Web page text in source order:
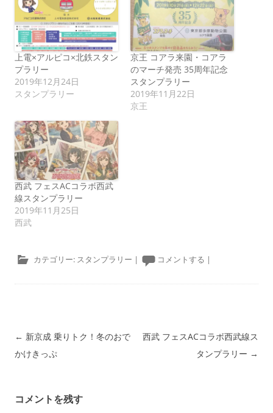
上電×アルピコ×北鉄スタン
プラリー
2019年12月24日
スタンプラリー
京王 コアラ来園・コアラ
のマーチ発売 35周年記念
スタンプラリー
2019年11月22日
京王
西武 フェスACコラボ西武
線スタンプラリー
2019年11月25日
西武
カテゴリー: スタンプラリー | コメントする |
投稿ナビゲーション
← 新京成 乗りトク！冬のおで
かけきっぷ
西武 フェスACコラボ西武線ス
タンプラリー →
コメントを残す